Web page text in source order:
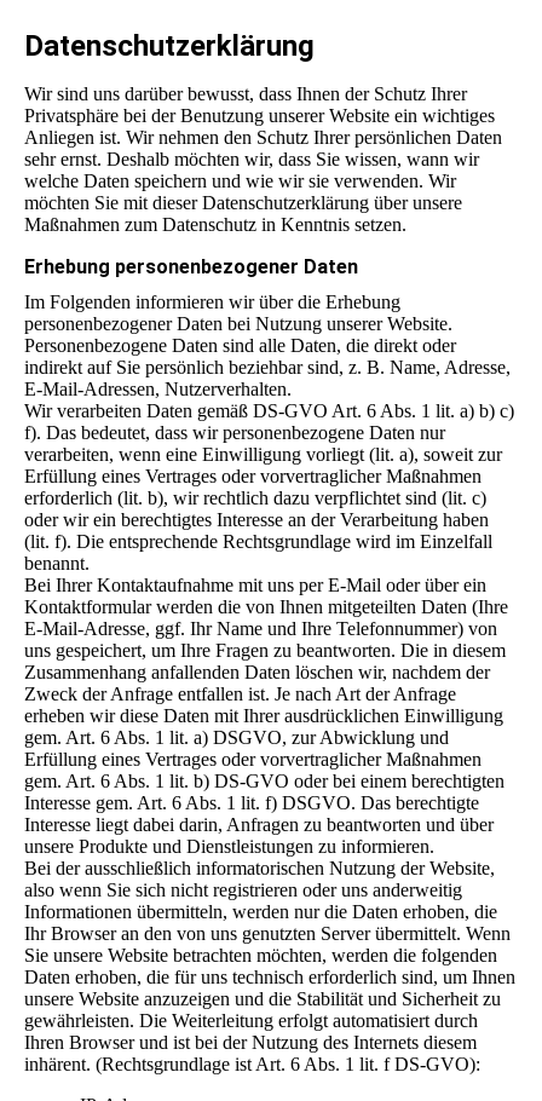
Datenschutz­erklärung
Wir sind uns darüber bewusst, dass Ihnen der Schutz Ihrer
Privatsphäre bei der Benutzung unserer Website ein wichtiges
Anliegen ist. Wir nehmen den Schutz Ihrer persönlichen Daten
sehr ernst. Deshalb möchten wir, dass Sie wissen, wann wir
welche Daten speichern und wie wir sie verwenden. Wir
möchten Sie mit dieser Datenschutzerklärung über unsere
Maßnahmen zum Datenschutz in Kenntnis setzen.
Erhebung personenbezogener Daten
Im Folgenden informieren wir über die Erhebung
personenbezogener Daten bei Nutzung unserer Website.
Personenbezogene Daten sind alle Daten, die direkt oder
indirekt auf Sie persönlich beziehbar sind, z. B. Name, Adresse,
E-Mail-Adressen, Nutzerverhalten.
Wir verarbeiten Daten gemäß DS-GVO Art. 6 Abs. 1 lit. a) b) c)
f). Das bedeutet, dass wir personenbezogene Daten nur
verarbeiten, wenn eine Einwilligung vorliegt (lit. a), soweit zur
Erfüllung eines Vertrages oder vorvertraglicher Maßnahmen
erforderlich (lit. b), wir rechtlich dazu verpflichtet sind (lit. c)
oder wir ein berechtigtes Interesse an der Verarbeitung haben
(lit. f). Die entsprechende Rechtsgrundlage wird im Einzelfall
benannt.
Bei Ihrer Kontaktaufnahme mit uns per E-Mail oder über ein
Kontaktformular werden die von Ihnen mitgeteilten Daten (Ihre
E-Mail-Adresse, ggf. Ihr Name und Ihre Telefonnummer) von
uns gespeichert, um Ihre Fragen zu beantworten. Die in diesem
Zusammenhang anfallenden Daten löschen wir, nachdem der
Zweck der Anfrage entfallen ist. Je nach Art der Anfrage
erheben wir diese Daten mit Ihrer ausdrücklichen Einwilligung
gem. Art. 6 Abs. 1 lit. a) DSGVO, zur Abwicklung und
Erfüllung eines Vertrages oder vorvertraglicher Maßnahmen
gem. Art. 6 Abs. 1 lit. b) DS-GVO oder bei einem berechtigten
Interesse gem. Art. 6 Abs. 1 lit. f) DSGVO. Das berechtigte
Interesse liegt dabei darin, Anfragen zu beantworten und über
unsere Produkte und Dienstleistungen zu informieren.
Bei der ausschließlich informatorischen Nutzung der Website,
also wenn Sie sich nicht registrieren oder uns anderweitig
Informationen übermitteln, werden nur die Daten erhoben, die
Ihr Browser an den von uns genutzten Server übermittelt. Wenn
Sie unsere Website betrachten möchten, werden die folgenden
Daten erhoben, die für uns technisch erforderlich sind, um Ihnen
unsere Website anzuzeigen und die Stabilität und Sicherheit zu
gewährleisten. Die Weiterleitung erfolgt automatisiert durch
Ihren Browser und ist bei der Nutzung des Internets diesem
inhärent. (Rechtsgrundlage ist Art. 6 Abs. 1 lit. f DS-GVO):